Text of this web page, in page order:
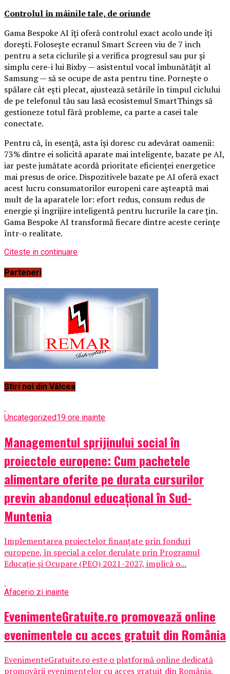
Controlul în mâinile tale, de oriunde
Gama Bespoke AI îți oferă controlul exact acolo unde îți
dorești. Folosește ecranul Smart Screen viu de 7 inch
pentru a seta ciclurile și a verifica progresul sau pur și
simplu cere-i lui Bixby — asistentul vocal îmbunătățit al
Samsung — să se ocupe de asta pentru tine. Pornește o
spălare cât ești plecat, ajustează setările în timpul ciclului
de pe telefonul tău sau lasă ecosistemul SmartThings să
gestioneze totul fără probleme, ca parte a casei tale
conectate.
Pentru că, în esență, asta își doresc cu adevărat oamenii:
73% dintre ei solicită aparate mai inteligente, bazate pe AI,
iar peste jumătate acordă prioritate eficienței energetice
mai presus de orice. Dispozitivele bazate pe AI oferă exact
acest lucru consumatorilor europeni care așteaptă mai
mult de la aparatele lor: efort redus, consum redus de
energie și îngrijire inteligentă pentru lucrurile la care țin.
Gama Bespoke AI transformă fiecare dintre aceste cerințe
într-o realitate.
Citeste in continuare
Parteneri
Știri noi din Vâlcea
Uncategorized19 ore inainte
Managementul sprijinului social în
proiectele europene: Cum pachetele
alimentare oferite pe durata cursurilor
previn abandonul educațional în Sud-
Muntenia
Implementarea proiectelor finanțate prin fonduri
europene, în special a celor derulate prin Programul
Educație și Ocupare (PEO) 2021-2027, implică o...
Afacerio zi inainte
EvenimenteGratuite.ro promovează online
evenimentele cu acces gratuit din România
EvenimenteGratuite.ro este o platformă online dedicată
promovării evenimentelor cu acces gratuit din România,